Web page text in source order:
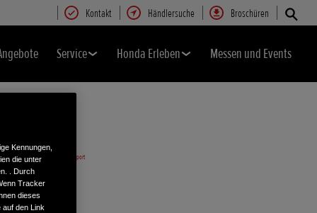
Kontakt Händlersuche Broschüren
Service Honda Erleben Messen und Events
Kennungen,
die unter
. Durch
Tracker
dieses
auf den Link